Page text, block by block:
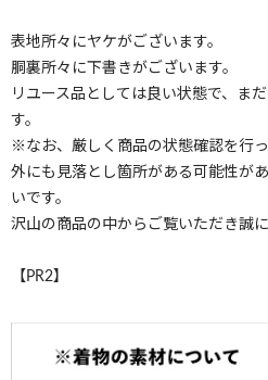
表地所々にヤケがございます。
胴裏所々に下書きがございます。
リユース品としては良い状態で、ま
す。
※なお、厳しく商品の状態確認を行
外にも見落とし箇所がある可能性が
いです。
沢山の商品の中からご覧いただき誠
【PR2】